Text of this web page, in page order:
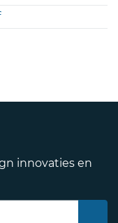
innovaties en